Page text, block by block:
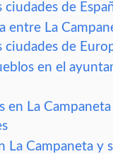
ciudades de
entre La
ciudades de
en el
en La
La Campaneta y